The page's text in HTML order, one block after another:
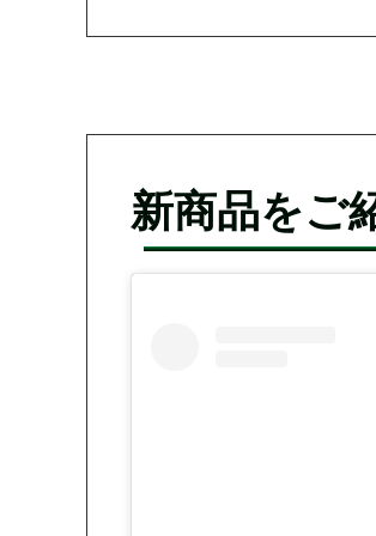
新商品をご